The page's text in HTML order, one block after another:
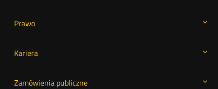
Prawo
Kariera
Zamówienia publiczne